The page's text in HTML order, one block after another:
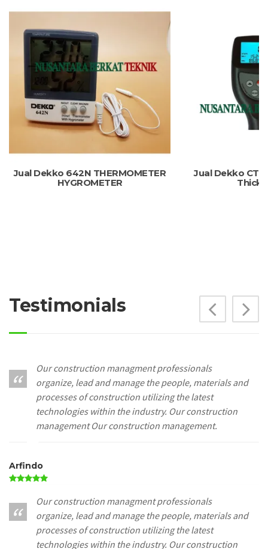
Jual Dekko 642N THERMOMETER
Jual Dekko
Testimonials
Our construction managment professionals
organize, lead and manage the people, materials and
processes of construction utilizing the latest
technologies within the industry. Our construction
Arfindo
Our construction managment professionals
organize, lead and manage the people, materials and
processes of construction utilizing the latest